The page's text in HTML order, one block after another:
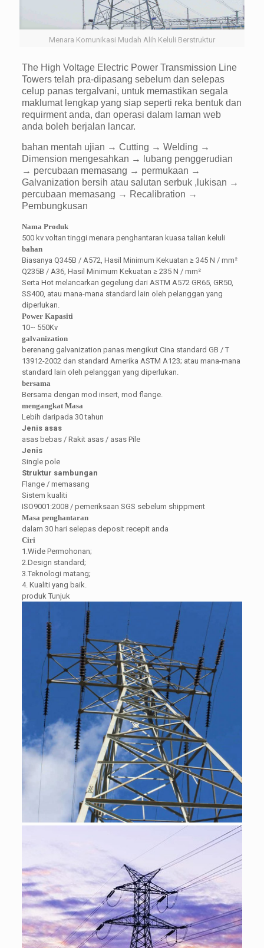
Menara Komunikasi Mudah Alih Keluli Berstruktur
The High Voltage Electric Power Transmission Line
Towers telah pra-dipasang sebelum dan selepas
celup panas tergalvani, untuk memastikan segala
maklumat lengkap yang siap seperti reka bentuk dan
requirment anda, dan operasi dalam laman web
anda boleh berjalan lancar.
bahan mentah ujian → Cutting → Welding →
Dimension mengesahkan → lubang penggerudian
→ percubaan memasang → permukaan →
Galvanization bersih atau salutan serbuk ,lukisan →
percubaan memasang → Recalibration →
Pembungkusan
Nama Produk
500 kv voltan tinggi menara penghantaran kuasa talian keluli
bahan
Biasanya Q345B / A572, Hasil Minimum Kekuatan ≥ 345 N / mm²
Q235B / A36, Hasil Minimum Kekuatan ≥ 235 N / mm²
Serta Hot melancarkan gegelung dari ASTM A572 GR65, GR50,
SS400, atau mana-mana standard lain oleh pelanggan yang
diperlukan.
Power Kapasiti
10~ 550Kv
galvanization
berenang galvanization panas mengikut Cina standard GB / T
13912-2002 dan standard Amerika ASTM A123; atau mana-mana
standard lain oleh pelanggan yang diperlukan.
bersama
Bersama dengan mod insert, mod flange.
mengangkat Masa
Lebih daripada 30 tahun
Jenis asas
asas bebas / Rakit asas / asas Pile
Jenis
Single pole
Struktur sambungan
Flange / memasang
Sistem kualiti
ISO9001:2008 / pemeriksaan SGS sebelum shippment
Masa penghantaran
dalam 30 hari selepas deposit recepit anda
Ciri
1.Wide Permohonan;
2.Design standard;
3.Teknologi matang;
4. Kualiti yang baik.
produk Tunjuk